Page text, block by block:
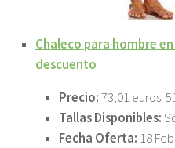
Chaleco para hombre
descuento
Precio:73,01 euros.
Tallas Disponibles:
Fecha Oferta: 18